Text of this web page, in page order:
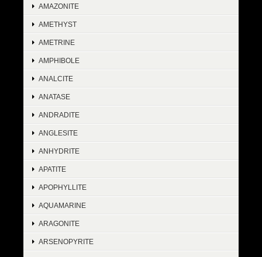
AMAZONITE
AMETHYST
AMETRINE
AMPHIBOLE
ANALCITE
ANATASE
ANDRADITE
ANGLESITE
ANHYDRITE
APATITE
APOPHYLLITE
AQUAMARINE
ARAGONITE
ARSENOPYRITE